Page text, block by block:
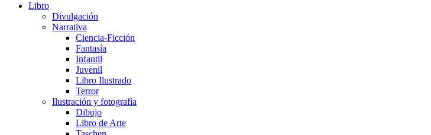
Libro
Divulgación
Narrativa
Ciencia-Ficción
Fantasía
Infantil
Juvenil
Libro Ilustrado
Terror
Ilustración y fotografía
Dibujo
Libro de Arte